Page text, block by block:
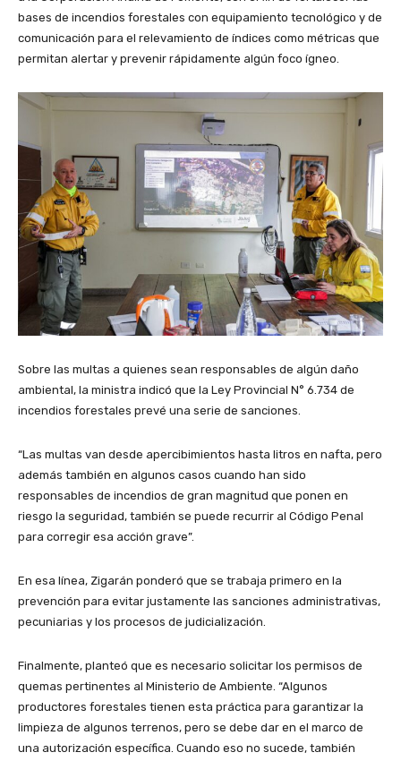
bases de incendios forestales con equipamiento tecnológico y de
comunicación para el relevamiento de índices como métricas que
permitan alertar y prevenir rápidamente algún foco ígneo.
Sobre las multas a quienes sean responsables de algún daño
ambiental, la ministra indicó que la Ley Provincial N° 6.734 de
incendios forestales prevé una serie de sanciones.
“Las multas van desde apercibimientos hasta litros en nafta, pero
además también en algunos casos cuando han sido
responsables de incendios de gran magnitud que ponen en
riesgo la seguridad, también se puede recurrir al Código Penal
para corregir esa acción grave”.
En esa línea, Zigarán ponderó que se trabaja primero en la
prevención para evitar justamente las sanciones administrativas,
pecuniarias y los procesos de judicialización.
Finalmente, planteó que es necesario solicitar los permisos de
quemas pertinentes al Ministerio de Ambiente. “Algunos
productores forestales tienen esta práctica para garantizar la
limpieza de algunos terrenos, pero se debe dar en el marco de
una autorización específica. Cuando eso no sucede, también